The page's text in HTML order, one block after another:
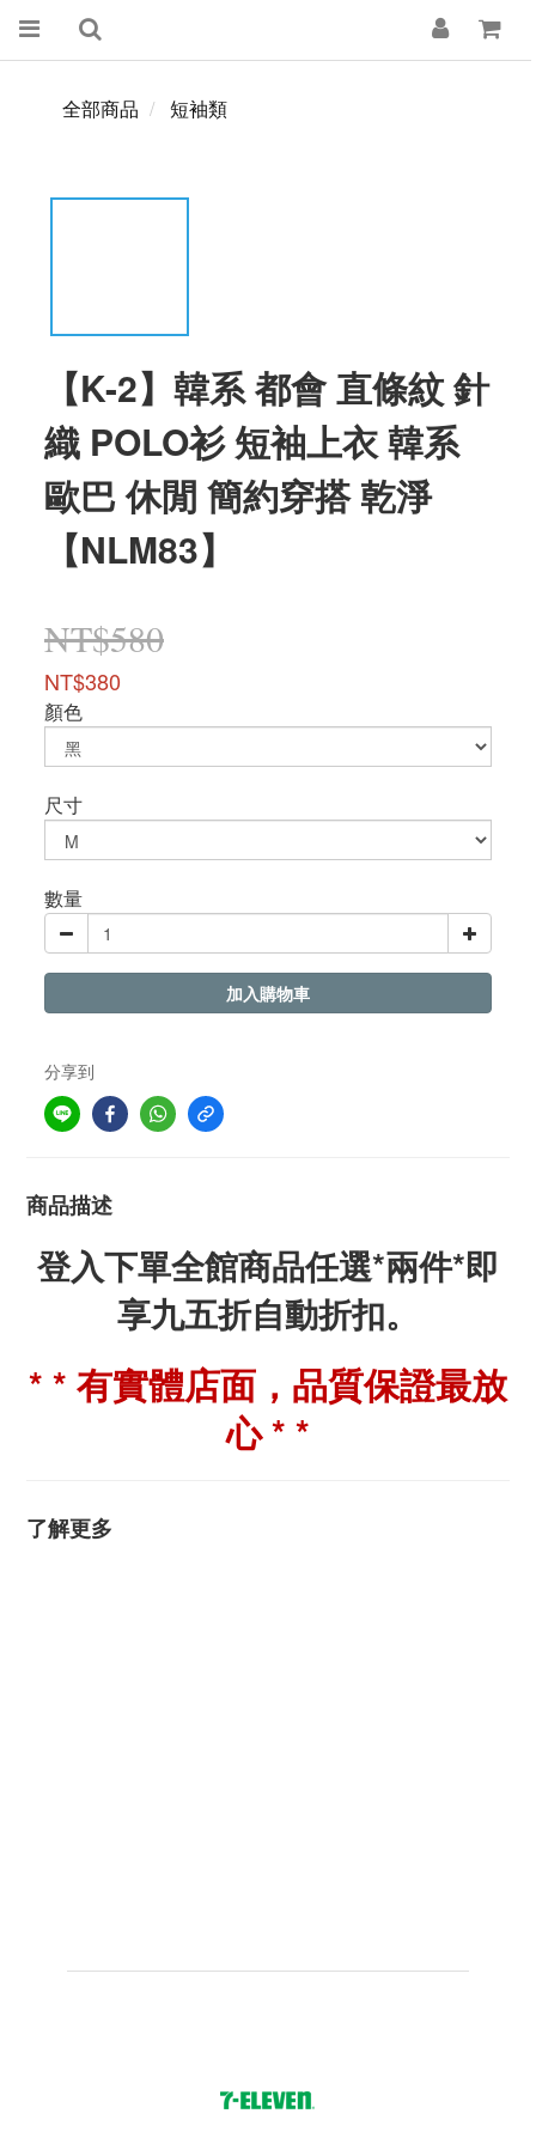
全部商品 短袖類
【K-2】韓系 都會 直條紋 針
織 POLO衫 短袖上衣 韓系
歐巴 休閒 簡約穿搭 乾淨
【NLM83】
NT$580
NT$380
顏色
尺寸
數量
加入購物車
分享到
商品描述
登入下單全館商品任選*兩件*即
享九五折自動折扣。
* * 有實體店面，品質保證最放
心 * *
了解更多